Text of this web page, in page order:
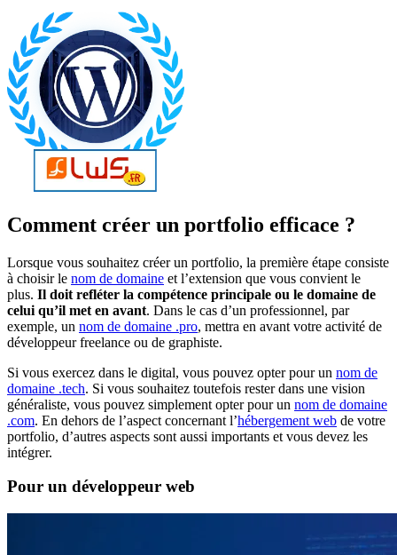
Comment créer un portfolio efficace ?
Lorsque vous souhaitez créer un portfolio, la première étape consiste
à choisir le nom de domaine et l’extension que vous convient le
plus. Il doit refléter la compétence principale ou le domaine de
celui qu’il met en avant. Dans le cas d’un professionnel, par
exemple, un nom de domaine .pro, mettra en avant votre activité de
développeur freelance ou de graphiste.
Si vous exercez dans le digital, vous pouvez opter pour un nom de
domaine .tech. Si vous souhaitez toutefois rester dans une vision
généraliste, vous pouvez simplement opter pour un nom de domaine
.com. En dehors de l’aspect concernant l’hébergement web de votre
portfolio, d’autres aspects sont aussi importants et vous devez les
intégrer.
Pour un développeur web